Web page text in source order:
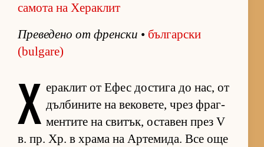
самота на Хераклит
Пре­ве­дено от френ­ски • бъл­гар­ски
(bulgare)
Х е­рак­лит от Ефес дос­тига до нас, от
дъл­би­ните на ве­ко­ве­те, чрез фраг­
мен­тите на сви­тък, ос­та­вен през V
в. пр. Хр. в храма на Ар­те­ми­да. Все още